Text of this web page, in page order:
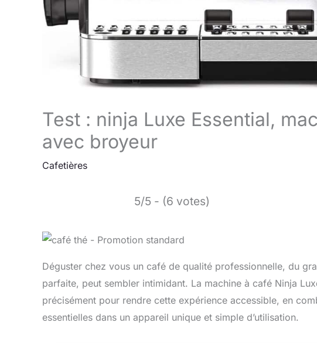
Test : ninja Luxe Essential,
avec broyeur
Cafetières
5/5 - (6 votes)
Déguster chez vous un café de qualité professionnelle, du
parfaite, peut sembler intimidant. La machine à café Ninja
précisément pour rendre cette expérience accessible, en
essentielles dans un appareil unique et simple d’utilisation.